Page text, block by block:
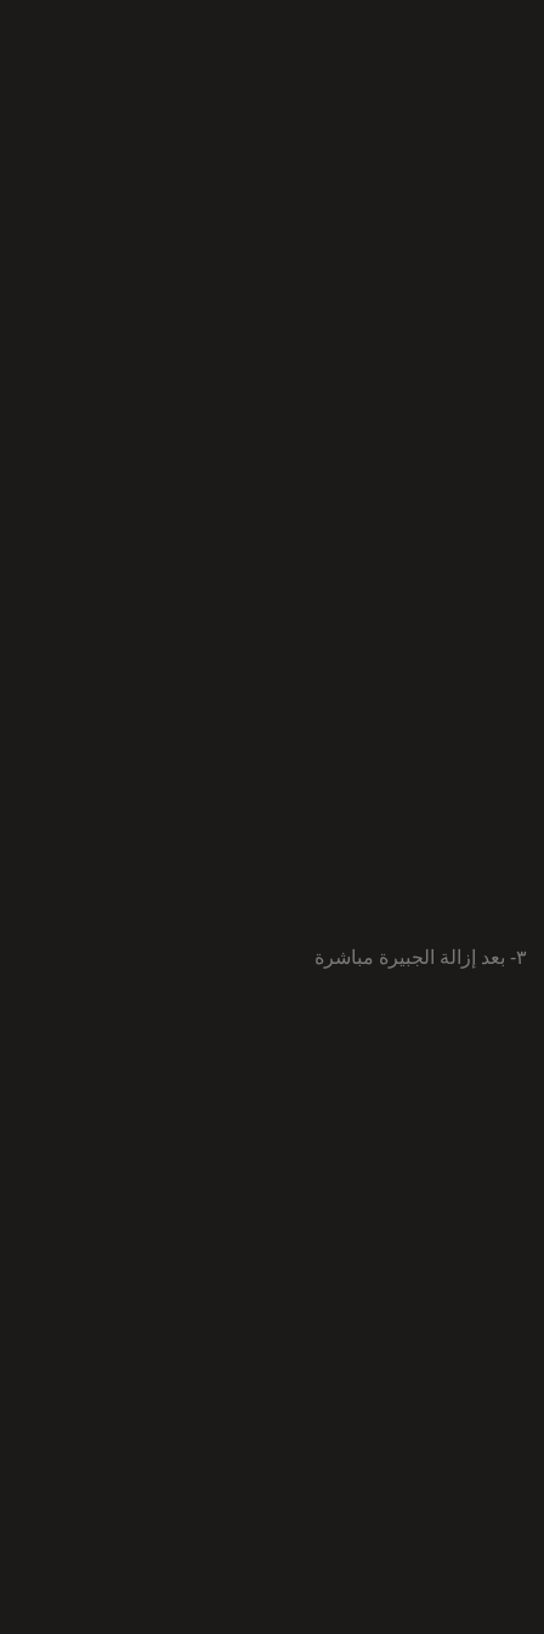
٣- بعد إزالة الجبيرة مباشرة